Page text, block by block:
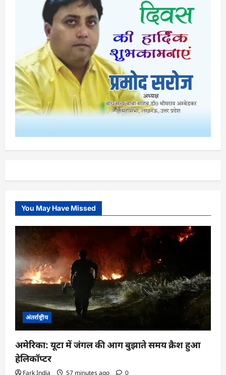
You May Have Missed
अंतर्राष्ट्रीय
अमेरिका: यूटा में जंगल की आग बुझाते समय क्रैश हुआ
हेलिकॉप्टर
Fark India 57 minutes ago 0